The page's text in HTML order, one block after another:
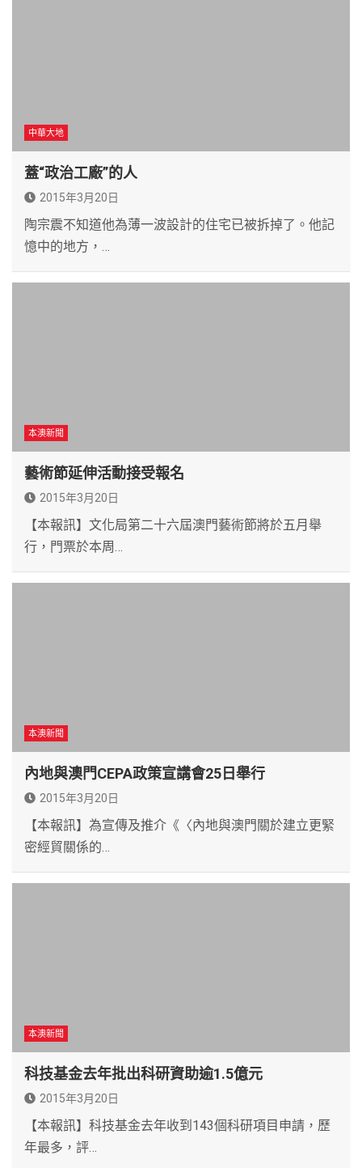
中華大地
蓋“政治工廠”的人
2015年3月20日
陶宗震不知道他為薄一波設計的住宅已被拆掉了。他記
憶中的地方，…
本澳新聞
藝術節延伸活動接受報名
2015年3月20日
【本報訊】文化局第二十六屆澳門藝術節將於五月舉
行，門票於本周…
本澳新聞
內地與澳門CEPA政策宣講會25日舉行
2015年3月20日
【本報訊】為宣傳及推介《〈內地與澳門關於建立更緊
密經貿關係的…
本澳新聞
科技基金去年批出科研資助逾1.5億元
2015年3月20日
【本報訊】科技基金去年收到143個科研項目申請，歷
年最多，評…